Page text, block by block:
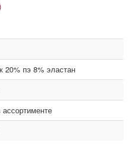
20% пэ 8% эластан